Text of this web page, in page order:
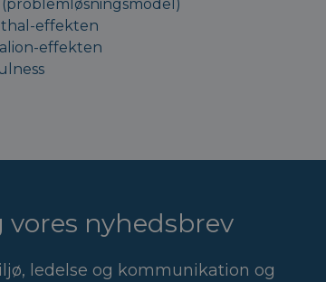
(problemløsningsmodel)
effekten
effekten
nyhedsbrev
ledelse og kommunikation og